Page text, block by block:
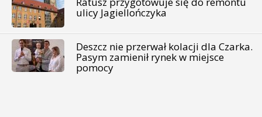
ulicy Jagiellończyka
Deszcz nie przerwał kolacji dla Czarka.
Pasym zamienił rynek w miejsce
pomocy